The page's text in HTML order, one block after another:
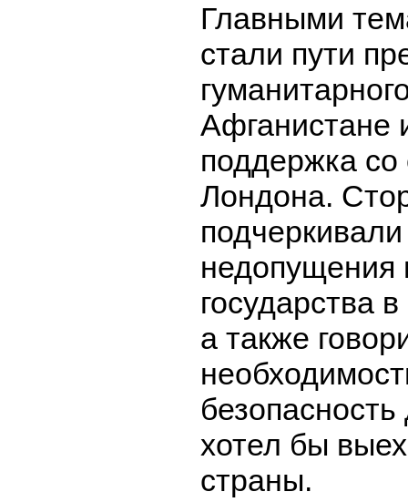
Главными
стали пути
Афганистане
поддержка
Лондона.
недопущения
государства
а также
безопасность
хотел бы
страны.